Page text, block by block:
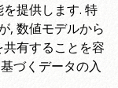
提供します. 特
, 数値モデルから
有することを容
づくデータの入